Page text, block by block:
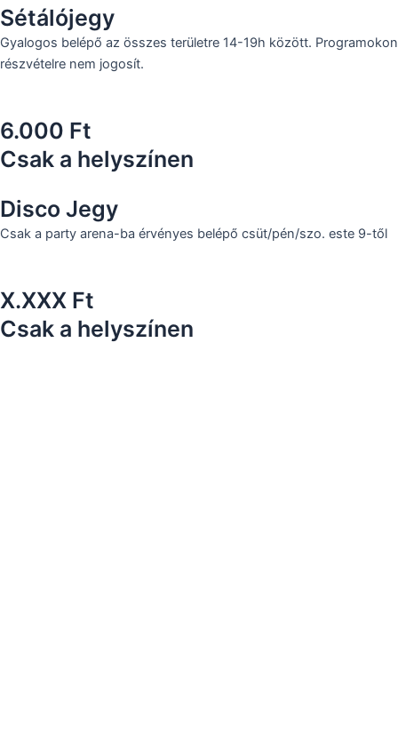
Sétálójegy
Gyalogos belépő az összes területre 14-19h között. Programokon
részvételre nem jogosít.
6.000 Ft
Csak a helyszínen
Disco Jegy
Csak a party arena-ba érvényes belépő csüt/pén/szo. este 9-től
X.XXX Ft
Csak a helyszínen